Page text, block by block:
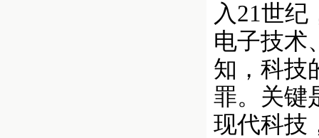
入21世
电子技术
知，科技
罪。关键
现代科技